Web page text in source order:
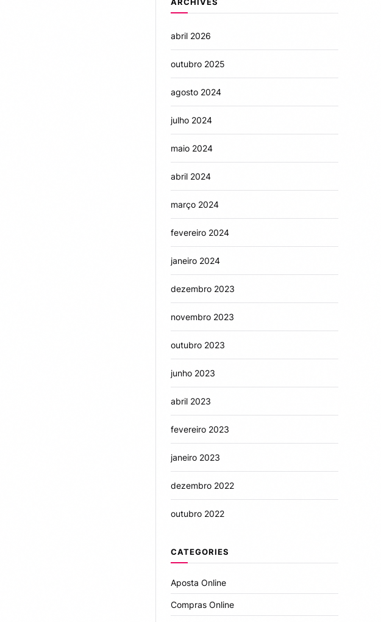
abril 2026
outubro 2025
agosto 2024
julho 2024
maio 2024
abril 2024
março 2024
fevereiro 2024
janeiro 2024
dezembro 2023
novembro 2023
outubro 2023
junho 2023
abril 2023
fevereiro 2023
janeiro 2023
dezembro 2022
outubro 2022
CATEGORIES
Aposta Online
Compras Online